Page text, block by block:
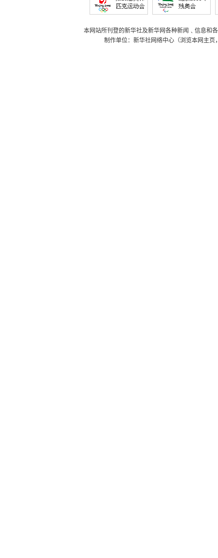
本网站所刊登的新华社及新华网各种新闻﹑信息和
制作单位：新华社网络中心（浏览本网主